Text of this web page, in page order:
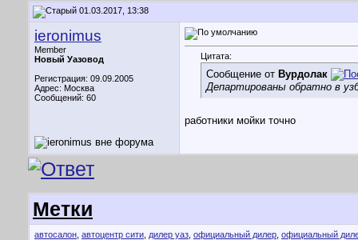
01.03.2017, 13:38
ieronimus
Member
Новый Уазовод
Регистрация: 09.09.2005
Адрес: Москва
Сообщений: 60
Цитата:
Сообщение от Вурдолак
Департированы обратно в
работники мойки точно
Метки
автосалон автоцентр сити дилер уаз официальный дилер официальный